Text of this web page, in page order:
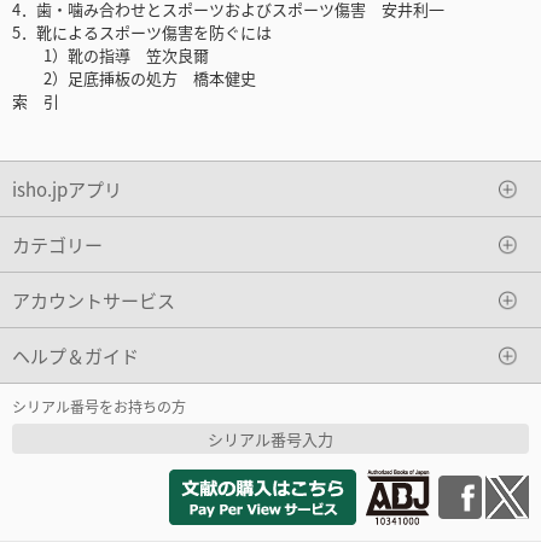
4．歯・噛み合わせとスポーツおよびスポーツ傷害 安井利一
5．靴によるスポーツ傷害を防ぐには
1）靴の指導 笠次良爾
2）足底挿板の処方 橋本健史
索 引
isho.jpアプリ
カテゴリー
アカウントサービス
ヘルプ＆ガイド
シリアル番号をお持ちの方
シリアル番号入力